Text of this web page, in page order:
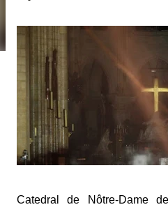
Catedral de Nôtre-Dame